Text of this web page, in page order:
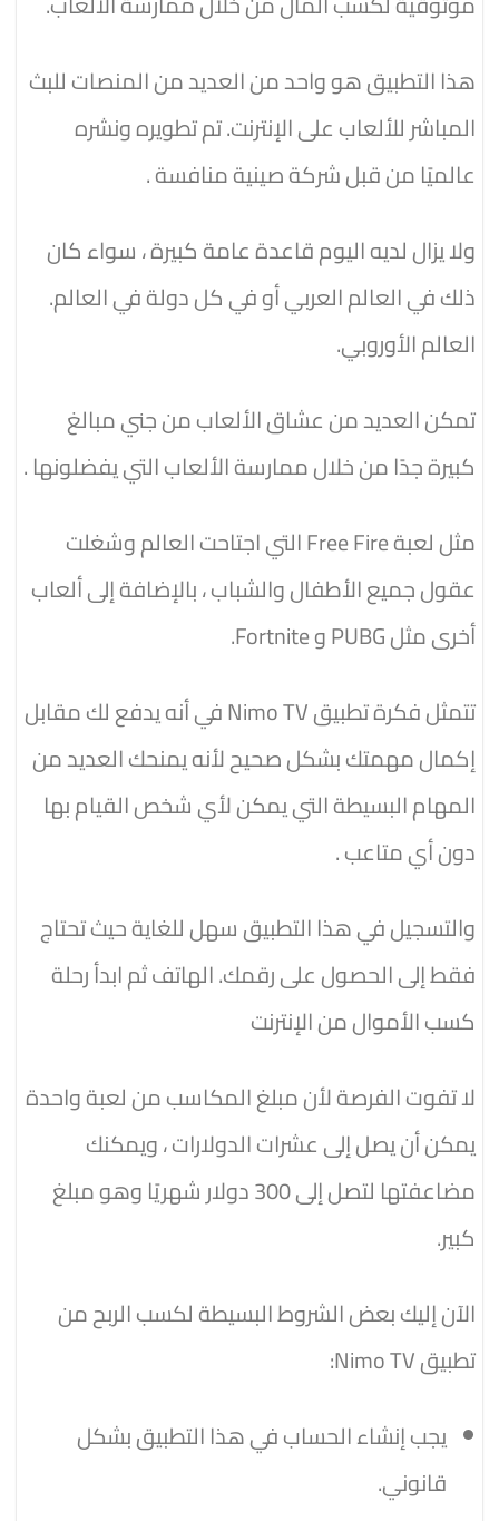
هذا التطبيق هو واحد من العديد من المنصات للبث
المباشر للألعاب على الإنترنت. تم تطويره ونشره
عالميًا من قبل شركة صينية منافسة .
ولا يزال لديه اليوم قاعدة عامة كبيرة ، سواء كان
ذلك في العالم العربي أو في كل دولة في العالم.
العالم الأوروبي.
تمكن العديد من عشاق الألعاب من جني مبالغ
كبيرة جدًا من خلال ممارسة الألعاب التي يفضلونها .
مثل لعبة Free Fire التي اجتاحت العالم وشغلت
عقول جميع الأطفال والشباب ، بالإضافة إلى ألعاب
أخرى مثل PUBG و Fortnite.
تتمثل فكرة تطبيق Nimo TV في أنه يدفع لك مقابل
إكمال مهمتك بشكل صحيح لأنه يمنحك العديد من
المهام البسيطة التي يمكن لأي شخص القيام بها
دون أي متاعب .
والتسجيل في هذا التطبيق سهل للغاية حيث تحتاج
فقط إلى الحصول على رقمك. الهاتف ثم ابدأ رحلة
كسب الأموال من الإنترنت
لا تفوت الفرصة لأن مبلغ المكاسب من لعبة واحدة
يمكن أن يصل إلى عشرات الدولارات ، ويمكنك
مضاعفتها لتصل إلى 300 دولار شهريًا وهو مبلغ
كبير.
الآن إليك بعض الشروط البسيطة لكسب الربح من
تطبيق Nimo TV:
يجب إنشاء الحساب في هذا التطبيق بشكل
قانوني.